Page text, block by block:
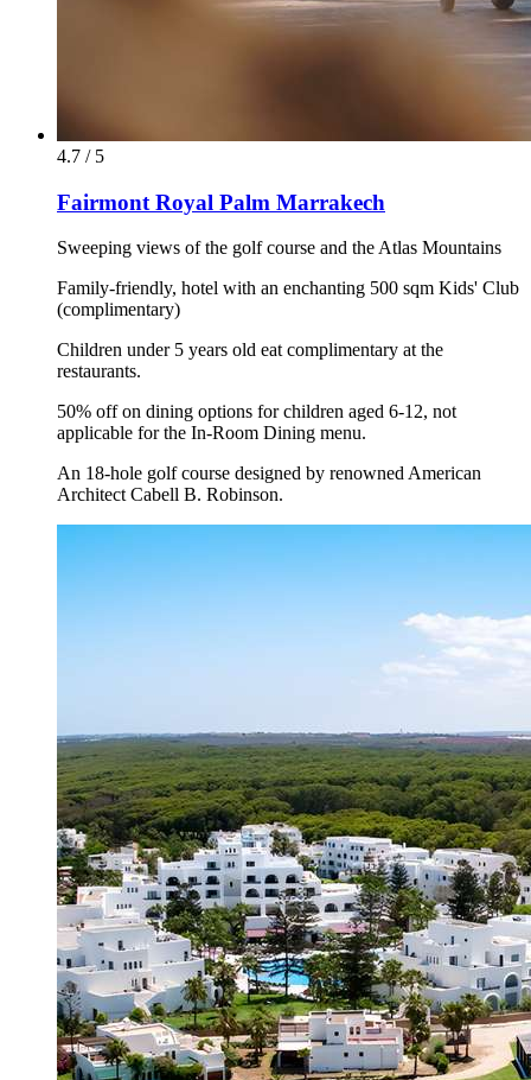
4.7 / 5
Fairmont Royal Palm Marrakech
Sweeping views of the golf course and the Atlas Mountains
Family-friendly, hotel with an enchanting 500 sqm Kids' Club
(complimentary)
Children under 5 years old eat complimentary at the
restaurants.
50% off on dining options for children aged 6-12, not
applicable for the In-Room Dining menu.
An 18-hole golf course designed by renowned American
Architect Cabell B. Robinson.